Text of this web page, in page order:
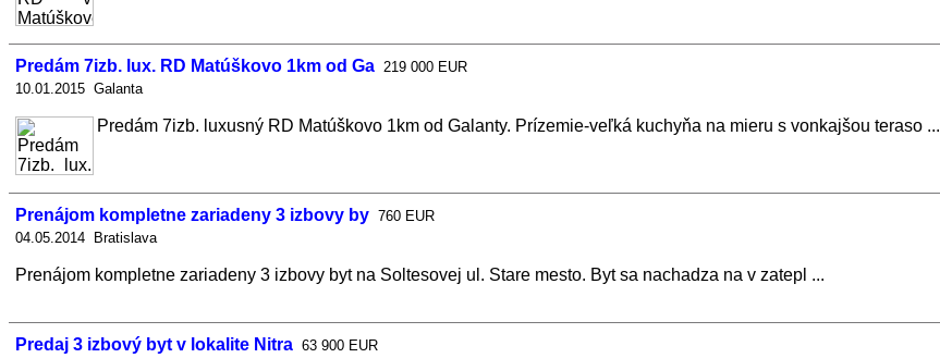
Predám 7izb. lux. RD Matúškovo 1km od Ga 219 000 EUR
10.01.2015 Galanta
Predám 7izb. luxusný RD Matúškovo 1km od Galanty. Prízemie-veľká kuchyňa na mieru s vonkajšou teraso ...
Prenájom kompletne zariadeny 3 izbovy by 760 EUR
04.05.2014 Bratislava
Prenájom kompletne zariadeny 3 izbovy byt na Soltesovej ul. Stare mesto. Byt sa nachadza na v zatepl ...
Predaj 3 izbový byt v lokalite Nitra 63 900 EUR